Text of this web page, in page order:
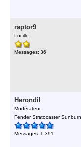
raptor9
Lucille
Messages: 36
Herondil
Modérateur
Fender Stratocaster Sunburn
Messages: 1 391